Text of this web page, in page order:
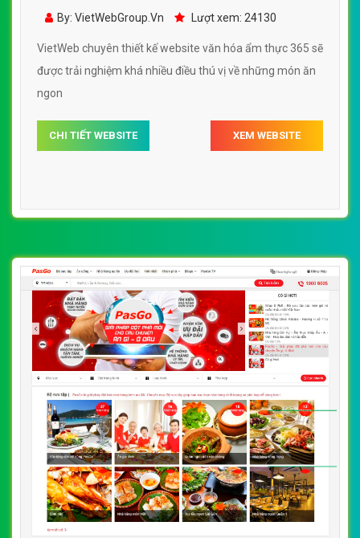
ẩm thực 365 đẹp, chuyên nghiệp chuẩn SEO
By: VietWebGroup.Vn Lượt xem: 24130
VietWeb chuyên thiết kế website văn hóa ẩm thực 365 sẽ
được trải nghiệm khá nhiều điều thú vị về những món ăn
ngon
CHI TIẾT WEBSITE XEM WEBSITE